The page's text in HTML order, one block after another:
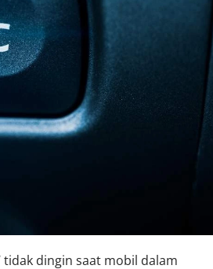
tidak dingin saat mobil dalam